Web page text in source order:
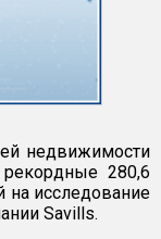
недвижимости
280,6
на исследование
Savills.